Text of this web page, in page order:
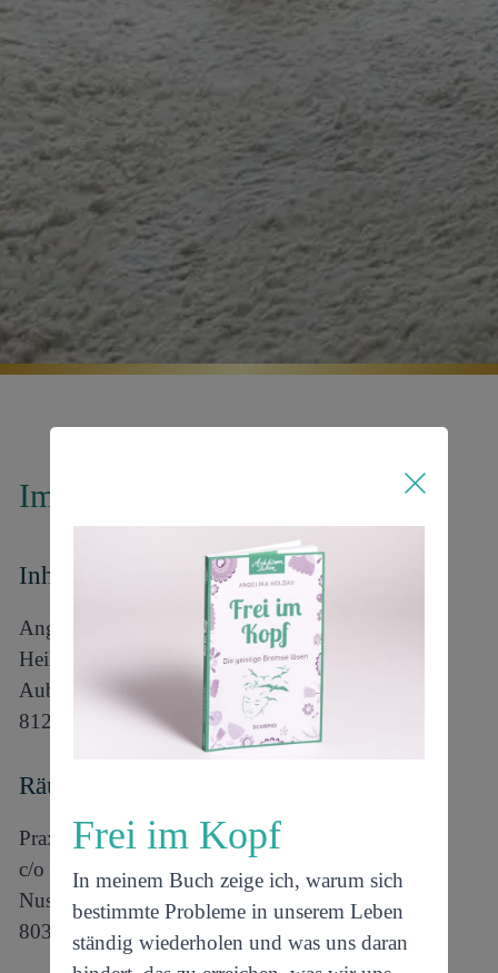
Impressum
Inhaltlich verantwortlich
Angelika Holdau
Heilpraktikerin für Psychotherapie (HeilprG)
Aubinger Allee 48
81248 München
Räumlichkeiten
Praxis für Traumatherapie und Psychotherapie
c/o Praxis am Nussbaumpark
Nussbaumstr. 14
80336 München
Frei im Kopf
In meinem Buch zeige ich, warum sich
bestimmte Probleme in unserem Leben
ständig wiederholen und was uns daran